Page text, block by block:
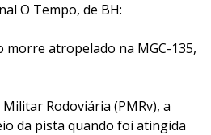
O Tempo, de BH:
morre atropelado na MGC-135,
Rodoviária (PMRv), a
da pista quando foi atingida